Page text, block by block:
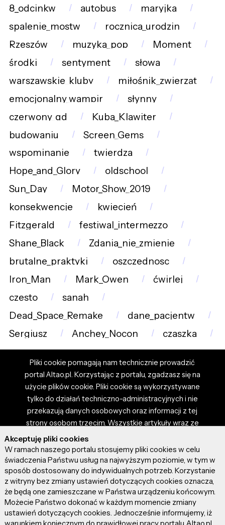
8_odcinkw
autobus
maryjka
spalenie_mostw
rocznica_urodzin
Rzeszów
muzyka_pop
Moment
środki
sentyment
słowa
warszawskie_kluby
miłośnik_zwierząt
emocjonalny_wampir
słynny
czerwony_gd
Kuba_Klawiter
budowaniu
Screen_Gems
wspominanie
twierdza
Hope_and_Glory
oldschool
Sun_Day
Motor_Show_2019
konsekwencje
kwiecień
Fitzgerald
festiwal_intermezzo
Shane_Black
Zdania_nie_zmienię
brutalne_praktyki
oszczednosc
Iron_Man
Mark_Owen
ćwirlej
czesto
sanah
Dead_Space_Remake
dane_pacjentw
Sergiusz
Anchey_Nocon czaszka
Pliki cookie pomagają nam technicznie prowadzić
portal Altao.pl. Korzystając z portalu, zgadzasz się na
użycie plików cookie. Pliki cookie są wykorzystywane
tylko do działań techniczno-administracyjnych i nie
przekazują danych osobowych oraz informacji z tej
strony osobom trzecim. Wszystkie artykuły wraz ze
zdjęciami i materiałami dostępnymi na portalu są
własnością użytkowników. Administrator i właściciel
portalu nie ponosi odpowiedzialności za tresci
prezentowane przez autorów artykułów. Dodając
artykuł, zgadzasz się z regulaminem portalu oraz
ponosisz odpowiedzialność za wszystkie materiały
umieszczone przez Ciebie na stronie altao.pl.
Szczegóły dostępne w regulaminie portalu.
Akceptuję pliki cookies
W ramach naszego portalu stosujemy pliki cookies w celu
świadczenia Państwu usług na najwyższym poziomie, w tym w
sposób dostosowany do indywidualnych potrzeb. Korzystanie
z witryny bez zmiany ustawień dotyczących cookies oznacza,
że będą one zamieszczane w Państwa urządzeniu końcowym.
Możecie Państwo dokonać w każdym momencie zmiany
ustawień dotyczących cookies. Jednocześnie informujemy, iż